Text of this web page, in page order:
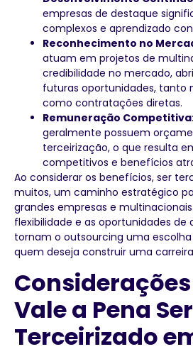
empresas de destaque
complexos e aprendizado
Reconhecimento no
atuam em projetos de
credibilidade no mercado,
futuras oportunidades, tanto
como contratações diretas.
Remuneração
geralmente possuem
terceirização, o que resulta
competitivos e benefícios
Ao considerar os benefícios, ser
muitos, um caminho estratégico
grandes empresas e
flexibilidade e as oportunidades de
tornam o outsourcing uma
quem deseja construir uma
Vale a Pena Ser
Terceirizado